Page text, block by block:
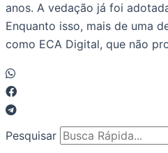
anos. A vedação já foi
Enquanto isso, mais de uma
como ECA Digital, que não
Pesquisar